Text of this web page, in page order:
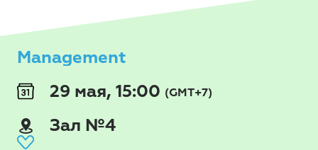
Management
29 мая, 15:00 (GMT+7)
Зал №4